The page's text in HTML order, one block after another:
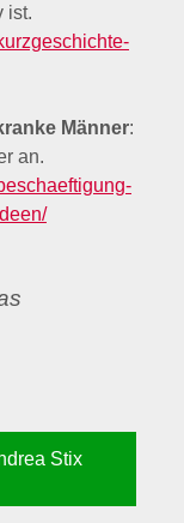
ist.
Männer:
an.
Stix